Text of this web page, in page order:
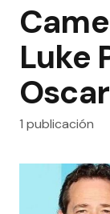
Luke
Oscar
1 publicación